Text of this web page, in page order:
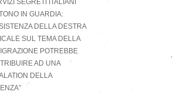
SEGRETI ITALIANI
IN GUARDIA:
DELLA DESTRA
SUL TEMA DELLA
POTREBBE
AD UNA
DELLA